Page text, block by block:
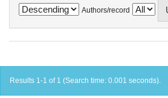
Authors/record
Results 1-1 of 1 (Search time: 0.001 seconds).